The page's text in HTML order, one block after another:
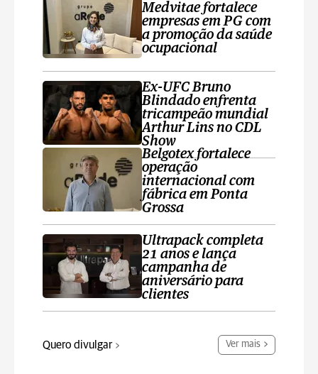
Medvitae fortalece
empresas em PG com
a promoção da saúde
ocupacional
Ex-UFC Bruno
Blindado enfrenta
tricampeão mundial
Arthur Lins no CDL
Show
Belgotex fortalece
operação
internacional com
fábrica em Ponta
Grossa
Ultrapack completa
21 anos e lança
campanha de
aniversário para
clientes
Quero divulgar Ver mais